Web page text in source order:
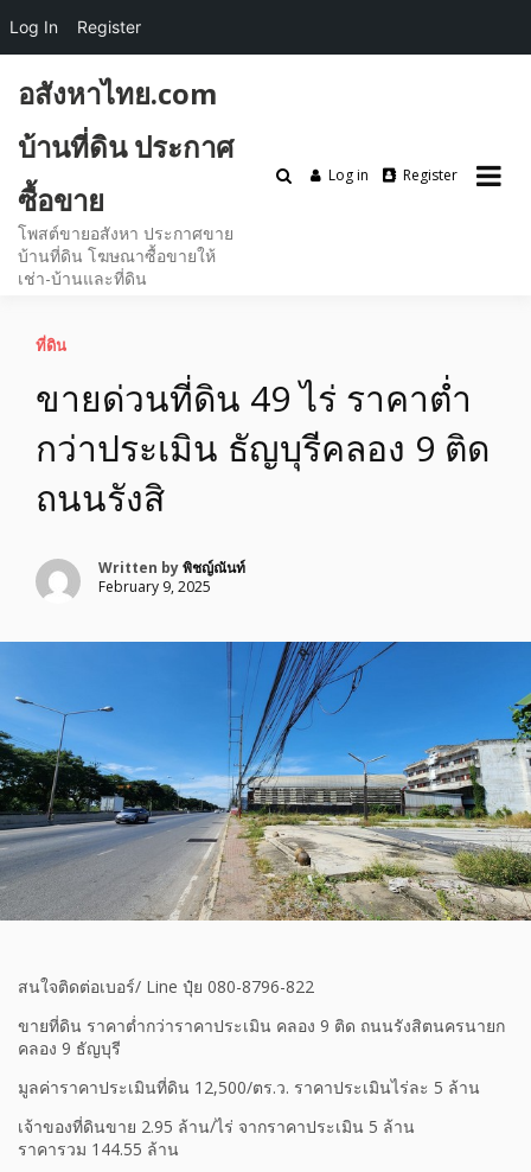
content
อสังหาไทย.com
บ้านที่ดิน ประกาศ
ซื้อขาย
โพสต์ขายอสังหา ประกาศขาย
บ้านที่ดิน โฆษณาซื้อขายให้
เช่า-บ้านและที่ดิน
Log in Register
ที่ดิน
ขายด่วนที่ดิน 49 ไร่ ราคาต่ำ
กว่าประเมิน ธัญบุรีคลอง 9 ติด
ถนนรังสิ
Written byพิชญ์ณันท์
February 9, 2025
สนใจติดต่อเบอร์/ Line ปุ๋ย 080-8796-822
ขายที่ดิน ราคาต่ำกว่าราคาประเมิน คลอง 9 ติด ถนนรังสิตนครนายก
คลอง 9 ธัญบุรี
มูลค่าราคาประเมินที่ดิน​ 12,500/ตร.ว. ราคาประเมินไร่ละ 5 ล้าน
เจ้าของที่ดินขาย 2.95 ล้าน/ไร่ จากราคาประเมิน 5 ล้าน
ราคารวม 144.55 ล้าน
Log In Register